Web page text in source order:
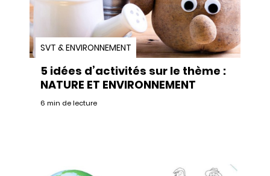
SVT & ENVIRONNEMENT
5 idées d’activités sur le thème :
NATURE ET ENVIRONNEMENT
6 min de lecture